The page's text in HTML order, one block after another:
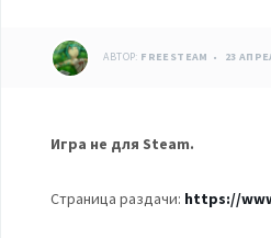
АВТОР: FREESTEAM 23
Игра не для Steam.
Страница раздачи: https://